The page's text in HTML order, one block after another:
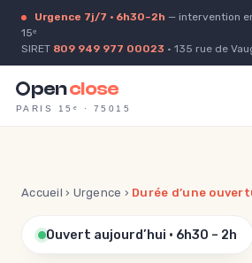
Urgence 7j/7 · 6h30–2h — intervention
15ᵉ
SIRET 809 949 977 00023 · 135 rue de
penclose
PARIS 15ᵉ · 75015
Accueil › Urgence › Durée d’une
Ouvert aujourd’hui · 6h30 – 2h